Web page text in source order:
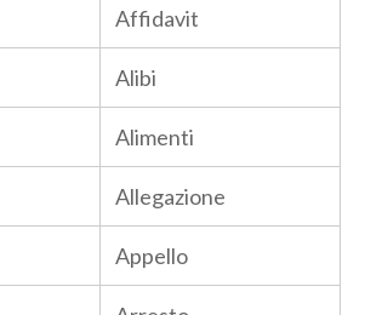
Affidavit
Alibi
Alimenti
Allegazione
Appello